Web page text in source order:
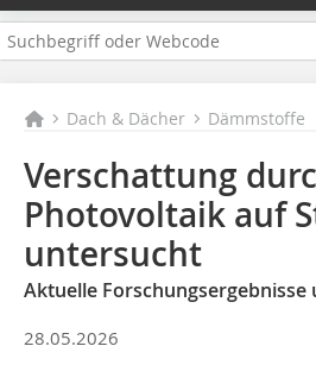
Dach & Dächer Dämmstoffe
Verschattung
Photovoltaik auf
untersucht
Aktuelle Forschungsergebnisse
28.05.2026